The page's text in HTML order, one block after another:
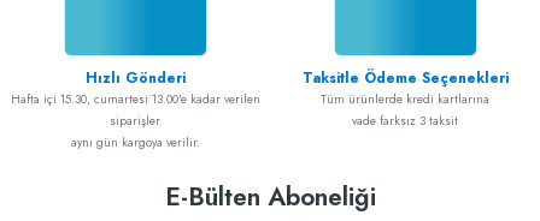
Hızlı Gönderi
Hafta içi 15.30, cumartesi 13.00'e kadar verilen
siparişler
aynı gün kargoya verilir.
Taksitle Ödeme Seçenekleri
Tüm ürünlerde kredi kartlarına
vade farksız 3 taksit
E-Bülten Aboneliği